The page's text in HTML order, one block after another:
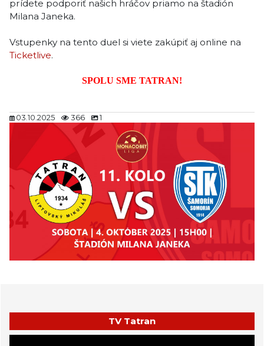
prídete podporiť našich hráčov priamo na štadión
Milana Janeka.
Vstupenky na tento duel si viete zakúpiť aj online na
Ticketlive.
SPOLU SME TATRAN!
03.10.2025 366 1
TV Tatran